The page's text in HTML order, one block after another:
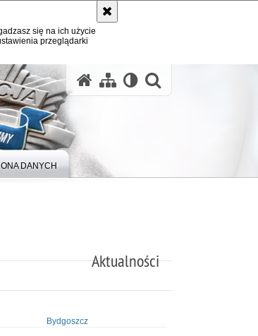
się na ich użycie
przeglądarki
DANYCH
Aktualności
Bydgoszcz